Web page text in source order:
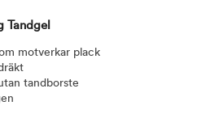
Tandgel
motverkar plack
tandborste